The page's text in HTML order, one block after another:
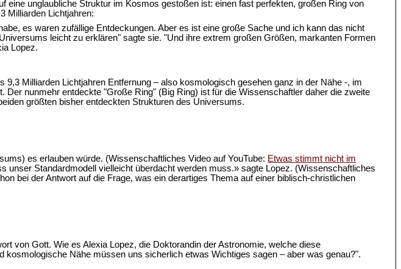
unglaubliche Struktur im Kosmos gestoßen ist: einen fast perfekten, großen Ring von
Milliarden Lichtjahren:
es waren zufällige Entdeckungen. Aber es ist eine große Sache und ich kann das nicht
leicht zu erklären" sagte sie. "Und ihre extrem großen Größen, markanten Formen
Lopez.
Milliarden Lichtjahren Entfernung – also kosmologisch gesehen ganz in der Nähe -, im
nunmehr entdeckte "Große Ring" (Big Ring) ist für die Wissenschaftler daher die zweite
größten bisher entdeckten Strukturen des Universums.
es erlauben würde. (Wissenschaftliches Video auf YouTube: Etwas stimmt nicht im
Standardmodell vielleicht überdacht werden muss.» sagte Lopez. (Wissenschaftliches
bei der Antwort auf die Frage, was ein derartiges Thema auf einer biblisch-christlichen
von Gott. Wie es Alexia Lopez, die Doktorandin der Astronomie, welche diese
Nähe müssen uns sicherlich etwas Wichtiges sagen – aber was genau?".